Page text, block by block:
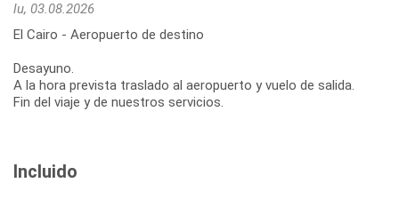
lu, 03.08.2026
El Cairo - Aeropuerto de destino
Desayuno.
A la hora prevista traslado al aeropuerto y vuelo de salida.
Fin del viaje y de nuestros servicios.
Incluido